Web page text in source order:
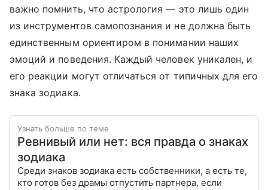
важно помнить, что астрология — это лишь один
из инструментов самопознания и не должна быть
единственным ориентиром в понимании наших
эмоций и поведения. Каждый человек уникален, и
его реакции могут отличаться от типичных для его
знака зодиака.
Узнать больше по теме
Ревнивый или нет: вся правда о знаках
зодиака
Среди знаков зодиака есть собственники, а есть те,
кто готов без драмы отпустить партнера, если